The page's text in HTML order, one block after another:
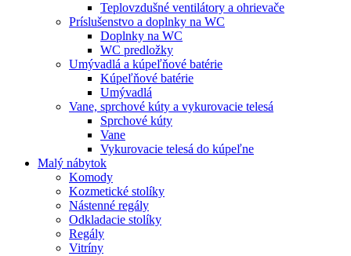
Teplovzdušné ventilátory a ohrievače
Príslušenstvo a doplnky na WC
Doplnky na WC
WC predložky
Umývadlá a kúpeľňové batérie
Kúpeľňové batérie
Umývadlá
Vane, sprchové kúty a vykurovacie telesá
Sprchové kúty
Vane
Vykurovacie telesá do kúpeľne
Malý nábytok
Komody
Kozmetické stolíky
Nástenné regály
Odkladacie stolíky
Regály
Vitríny